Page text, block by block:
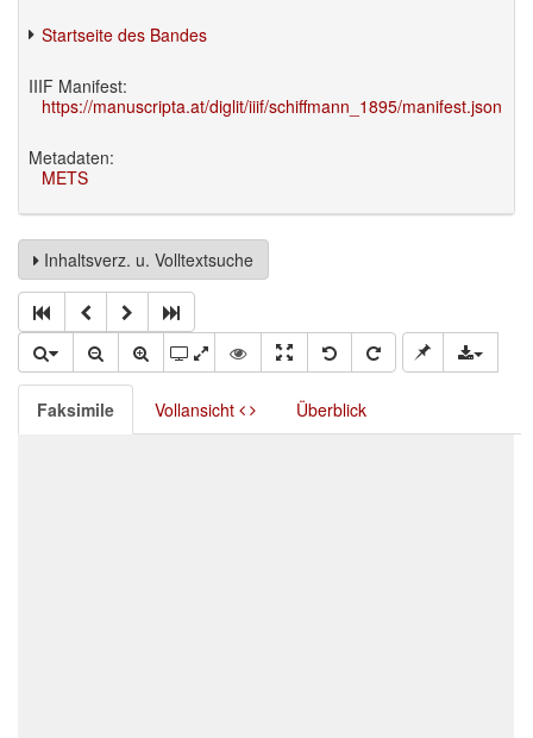
Startseite des Bandes
IIIF Manifest:
https://manuscripta.at/diglit/iiif/schiffmann_1895/manifest.json
Metadaten:
METS
Inhaltsverz. u. Volltextsuche
Faksimile Vollansicht Überblick